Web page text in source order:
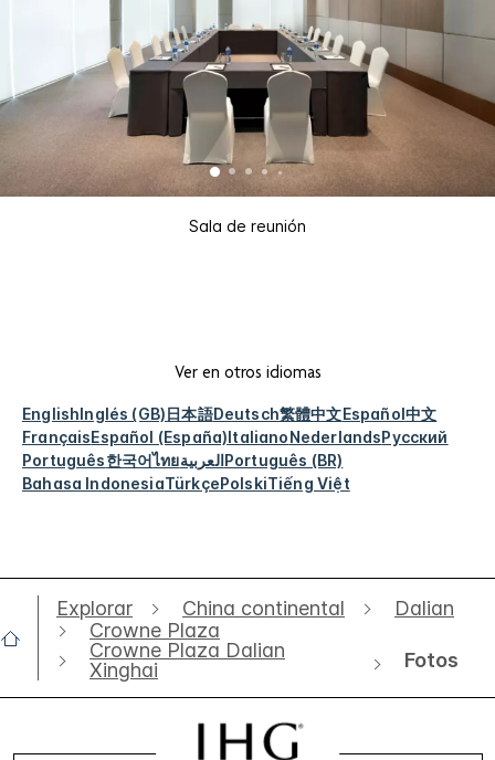
Sala de reunión
Ver en otros idiomas
EnglishInglés (GB)日本語Deutsch繁體中文Español中文
FrançaisEspañol (España)ItalianoNederlandsРусский
Português한국어ไทยالعربيةPortuguês (BR)
Bahasa IndonesiaTürkçePolskiTiếng Việt
Explorar China continental
Dalian
Crowne Plaza
Crowne Plaza Dalian
Xinghai
Fotos